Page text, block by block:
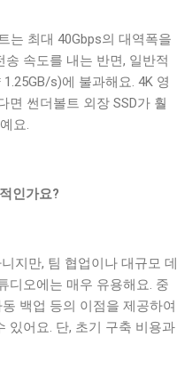
는 최대 40Gbps의 대역폭을
속도를 내는 반면, 일반적
s)에 불과해요. 4K 영
면 썬더볼트 외장 SSD가 훨
요.
인가요?
지만, 팀 협업이나 대규모 데
디오에는 매우 유용해요. 중
백업 등의 이점을 제공하여
있어요. 단, 초기 구축 비용과